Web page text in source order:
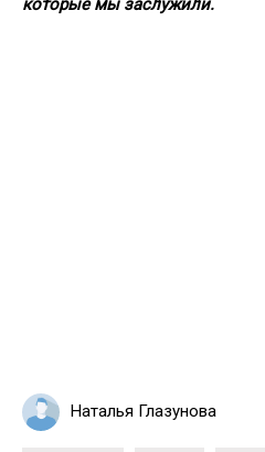
которые мы заслужили.
Наталья Глазунова